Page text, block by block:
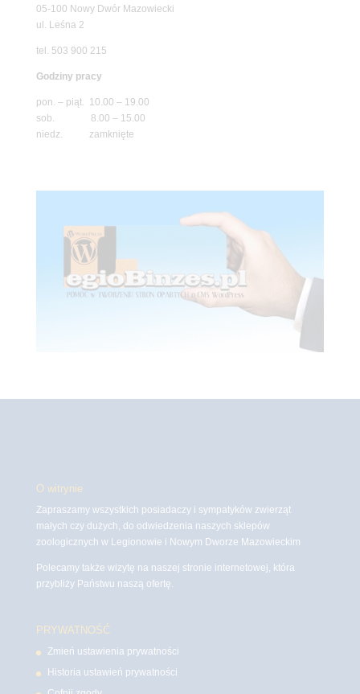
05-100 Nowy Dwór Mazowiecki
ul. Leśna 2
tel. 503 900 215
Godziny pracy
pon. – piąt. 10.00 – 19.00
sob. 8.00 – 15.00
niedz. zamknięte
O witrynie
Zapraszamy wszystkich posiadaczy i sympatyków zwierząt
małych czy dużych, do odwiedzenia naszych sklepów
zoologicznych w Legionowie i Nowym Dworze Mazowieckim
Polecamy także wizytę na naszej stronie internetowej, która
przybliży Państwu naszą ofertę.
PRYWATNOŚĆ
Zmień ustawienia prywatności
Historia ustawień prywatności